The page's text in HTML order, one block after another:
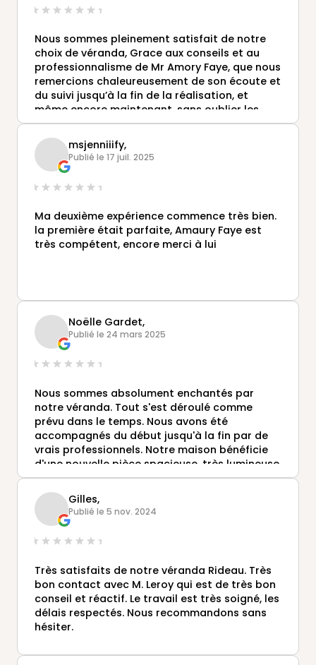
Nous sommes pleinement satisfait de notre
choix de véranda, Grace aux conseils et au
professionnalisme de Mr Amory Faye, que nous
remercions chaleureusement de son écoute et
du suivi jusqu’à la fin de la réalisation, et
même encore maintenant, sans oublier les
intervenants des différentes phases du projet.
msjenniiify,
Publié le 17 juil. 2025
Ma deuxième expérience commence très bien.
la première était parfaite, Amaury Faye est
très compétent, encore merci à lui
Noëlle Gardet,
Publié le 24 mars 2025
Nous sommes absolument enchantés par
notre véranda. Tout s'est déroulé comme
prévu dans le temps. Nous avons été
accompagnés du début jusqu'à la fin par de
vrais professionnels. Notre maison bénéficie
d'une nouvelle pièce spacieuse, très lumineuse
et chaleureuse. A recommander.
Gilles,
Publié le 5 nov. 2024
Très satisfaits de notre véranda Rideau. Très
bon contact avec M. Leroy qui est de très bon
conseil et réactif. Le travail est très soigné, les
délais respectés. Nous recommandons sans
hésiter.